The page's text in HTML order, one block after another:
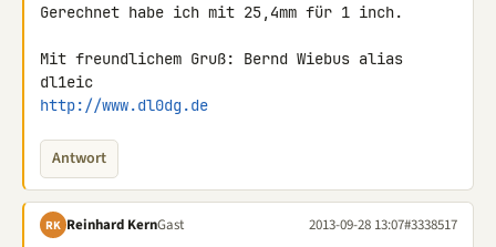
Gerechnet habe ich mit 25,4mm für 1 inch.
Mit freundlichem Gruß: Bernd Wiebus alias
http://www.dl0dg.de
Antwort
RK Reinhard KernGast 2013-09-28 13:07#3338517